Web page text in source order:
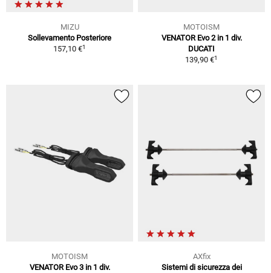
MIZU
Sollevamento Posteriore
157,10 €1
MOTOISM
VENATOR Evo 2 in 1 div.
DUCATI
139,90 €1
MOTOISM
VENATOR Evo 3 in 1 div.
AXfix
Sistemi di sicurezza dei